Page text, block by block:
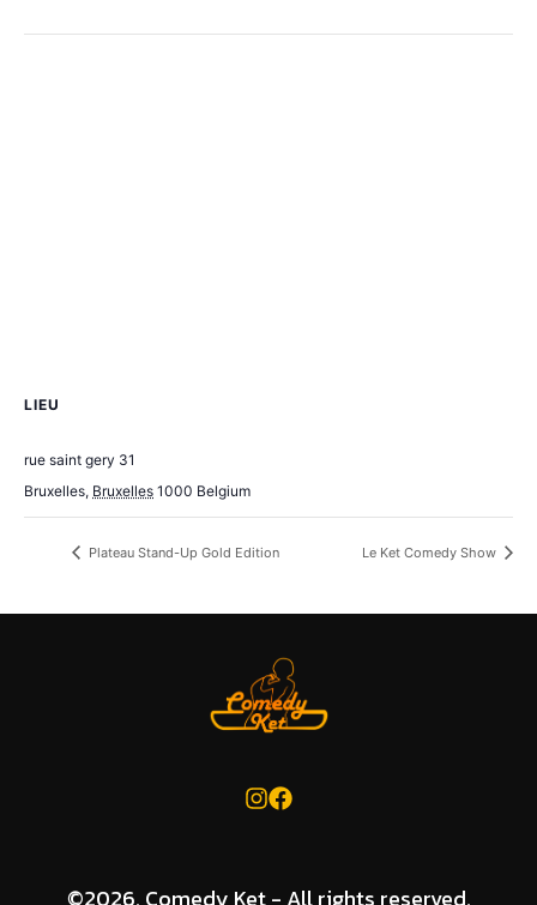
LIEU
rue saint gery 31
Bruxelles, Bruxelles 1000 Belgium
Plateau Stand-Up Gold Edition Le Ket Comedy Show